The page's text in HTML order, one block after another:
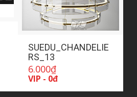
SUEDU_CHANDELIE
RS_13
6.000₫
VIP - 0đ